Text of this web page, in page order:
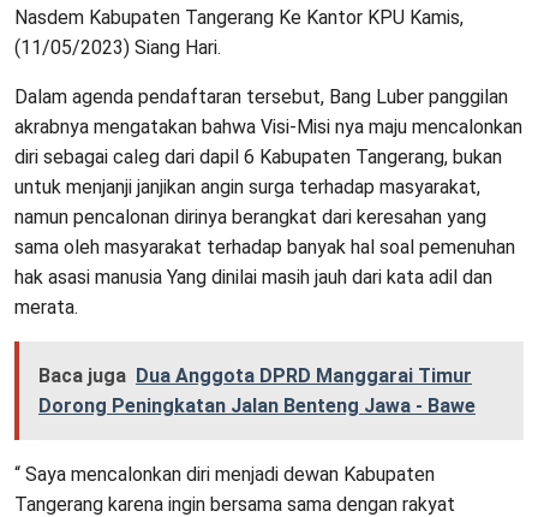
Nasdem Kabupaten Tangerang Ke Kantor KPU Kamis,
(11/05/2023) Siang Hari.
Dalam agenda pendaftaran tersebut, Bang Luber panggilan
akrabnya mengatakan bahwa Visi-Misi nya maju mencalonkan
diri sebagai caleg dari dapil 6 Kabupaten Tangerang, bukan
untuk menjanji janjikan angin surga terhadap masyarakat,
namun pencalonan dirinya berangkat dari keresahan yang
sama oleh masyarakat terhadap banyak hal soal pemenuhan
hak asasi manusia Yang dinilai masih jauh dari kata adil dan
merata.
Baca juga Dua Anggota DPRD Manggarai Timur
Dorong Peningkatan Jalan Benteng Jawa - Bawe
“ Saya mencalonkan diri menjadi dewan Kabupaten
Tangerang karena ingin bersama sama dengan rakyat